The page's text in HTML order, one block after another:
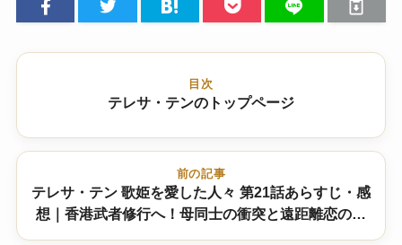
目次
テレサ・テンのトップページ
前の記事
テレサ・テン 歌姫を愛した人々 第21話あらすじ・感
想｜香港武者修行へ！母同士の衝突と遠距離恋の行